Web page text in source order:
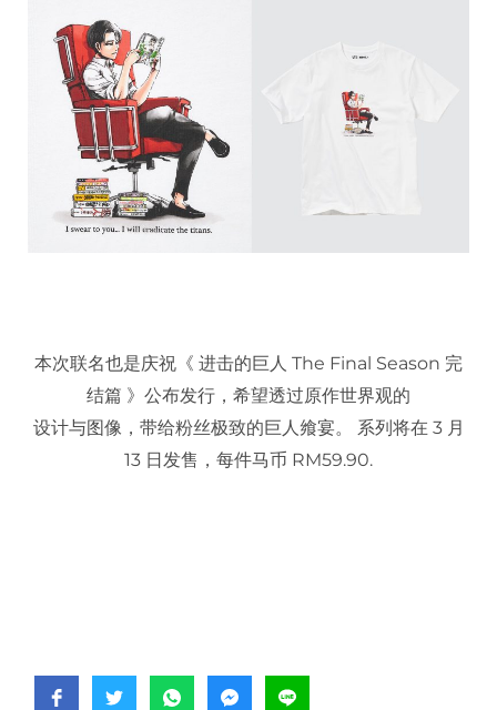
本次联名也是庆祝《 进击的巨人 The Final Season 完
结篇 》公布发行，希望透过原作世界观的
设计与图像，带给粉丝极致的巨人飨宴。 系列将在 3 月
13 日发售，每件马币 RM59.90.